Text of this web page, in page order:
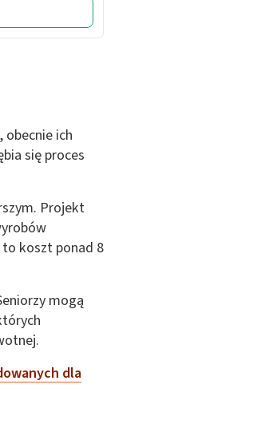
obecnie ich
się proces
Projekt
to koszt ponad 8
mogą
dla